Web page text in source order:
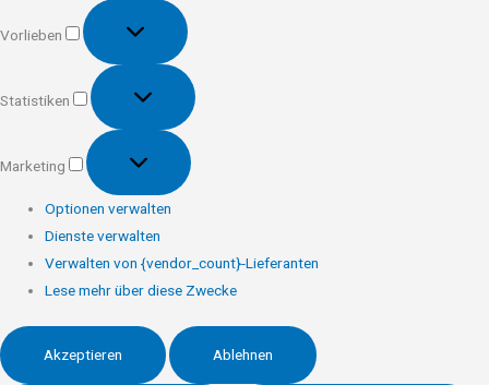
Vorlieben
Vorlieben
Statistiken
Statistiken
Marketing
Marketing
Optionen verwalten
Dienste verwalten
Verwalten von {vendor_count}-Lieferanten
Lese mehr über diese Zwecke
Akzeptieren Ablehnen